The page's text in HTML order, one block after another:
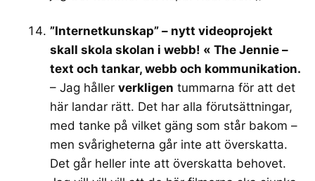
”Internetkunskap” – nytt videoprojekt
skall skola skolan i webb! « The Jennie –
text och tankar, webb och kommunikation.
– Jag håller verkligen tummarna för att det
här landar rätt. Det har alla förutsättningar,
med tanke på vilket gäng som står bakom –
men svårigheterna går inte att överskatta.
Det går heller inte att överskatta behovet.